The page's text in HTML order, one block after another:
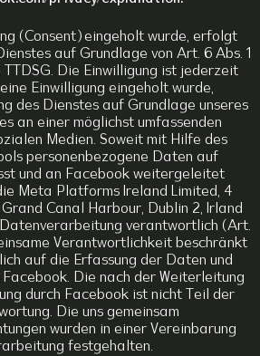
(Consent) eingeholt wurde, erfolgt
auf Grundlage von Art. 6 Abs. 1
TTDSG. Die Einwilligung ist jederzeit
Einwilligung eingeholt wurde,
des Dienstes auf Grundlage unseres
an einer möglichst umfassenden
Medien. Soweit mit Hilfe des
personenbezogene Daten auf
und an Facebook weitergeleitet
Meta Platforms Ireland Limited, 4
Canal Harbour, Dublin 2, Irland
verantwortlich (Art.
Verantwortlichkeit beschränkt
auf die Erfassung der Daten und
Die nach der Weiterleitung
durch Facebook ist nicht Teil der
Die uns gemeinsam
wurden in einer Vereinbarung
festgehalten.